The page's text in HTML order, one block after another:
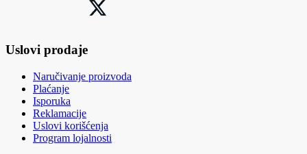
Uslovi prodaje
Naručivanje proizvoda
Plaćanje
Isporuka
Reklamacije
Uslovi korišćenja
Program lojalnosti